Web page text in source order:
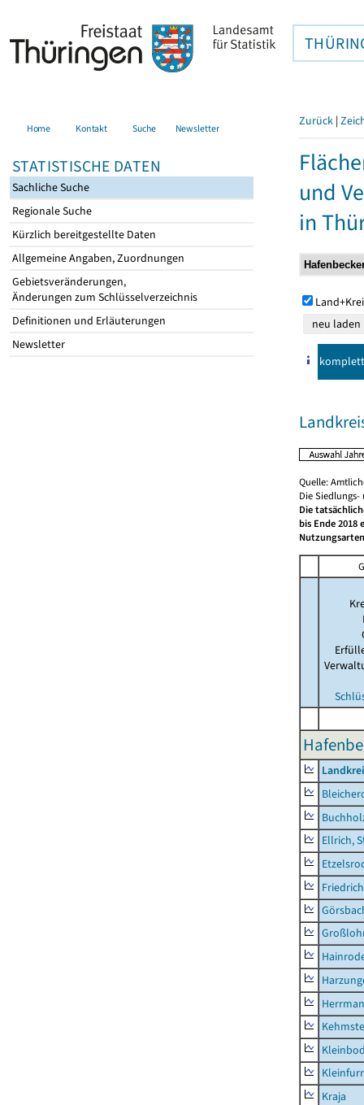
Home Kontakt Suche Newsletter
STATISTISCHE DATEN
Sachliche Suche
Regionale Suche
Kürzlich bereitgestellte Daten
Allgemeine Angaben, Zuordnungen
Gebietsveränderungen,
Änderungen zum Schlüsselverzeichnis
Definitionen und Erläuterungen
Newsletter
Zurück |
und
in
komplett
Quelle:
Die
Die
bis Ende
Ellrich,
Kraja